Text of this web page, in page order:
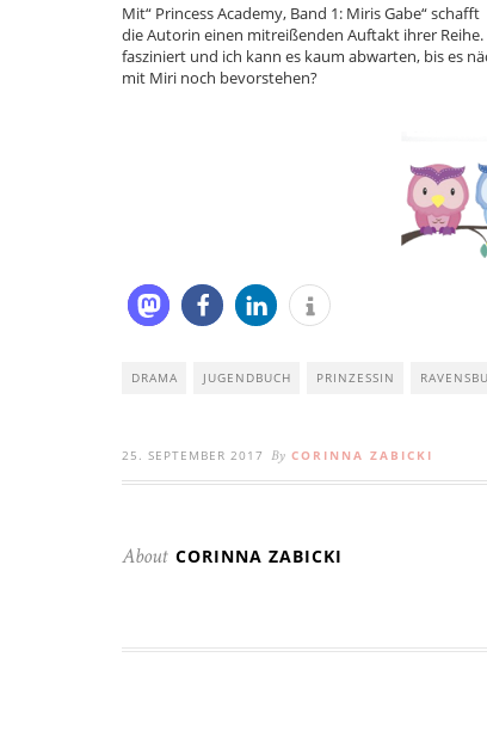
Mit“ Princess Academy, Band 1: Miris Gabe“ schafft
die Autorin einen mitreißenden Auftakt ihrer
fasziniert und ich kann es kaum abwarten, bis es
mit Miri noch bevorstehen?
DRAMA JUGENDBUCH PRINZESSIN
25. SEPTEMBER 2017 By CORINNA ZABICKI
About CORINNA ZABICKI